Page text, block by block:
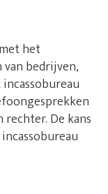
het
bedrijven,
De kans